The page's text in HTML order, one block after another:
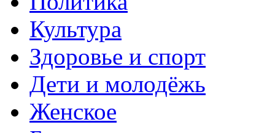
Культура
Здоровье и спорт
Дети и молодёжь
Женское